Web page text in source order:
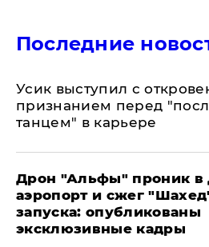
Последние
Усик выступил с
признанием перед
танцем" в карьере
Дрон "Альфы" проник в
аэропорт и сжег
запуска: опубликованы
эксклюзивные кадры